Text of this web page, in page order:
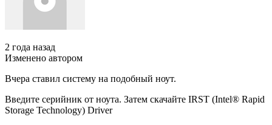
2 года назад
Изменено автором
Вчера ставил систему на подобный ноут.
Введите серийник от ноута. Затем скачайте IRST (Intel® Rapid
Storage Technology) Driver